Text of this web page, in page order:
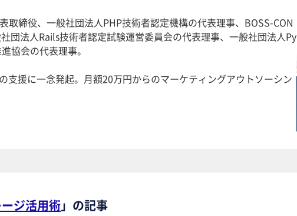
取締役、一般社団法人PHP技術者認定機構の代表理事、BOSS-CON
団法人Rails技術者認定試験運営委員会の代表理事、一般社団法人Py
協会の代表理事。
支援に一念発起。月額20万円からのマーケティングアウトソーシン
ジ活用術」の記事